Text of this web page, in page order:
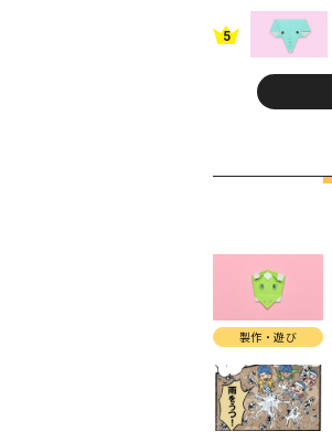
5
製作・遊び